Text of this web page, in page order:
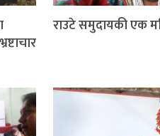
राउटे समुदायकी एक